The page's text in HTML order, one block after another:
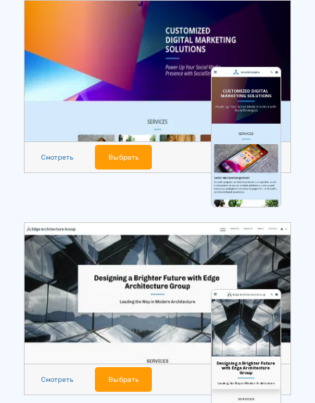
Смотреть Выбрать
Смотреть Выбрать